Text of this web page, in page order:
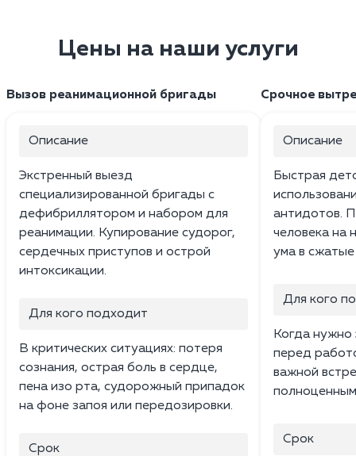
Цены на наши услуги
Вызов реанимационной бригады
Описание
Экстренный выезд
специализированной бригады с
дефибриллятором и набором для
реанимации. Купирование судорог,
сердечных приступов и острой
интоксикации.
Для кого подходит
В критических ситуациях: потеря
сознания, острая боль в сердце,
пена изо рта, судорожный припадок
на фоне запоя или передозировки.
Срок
Срочное
Описание
Быстрая
антидотов.
человека на
ума в сжатые
Для кого
Когда нужно
перед
важной
Срок